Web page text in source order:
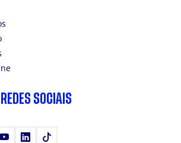
SOCIAIS
YoutubeLinkedIn